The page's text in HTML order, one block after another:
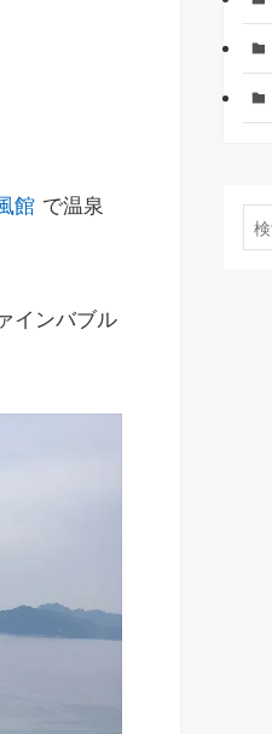
館 で温泉
インバブル